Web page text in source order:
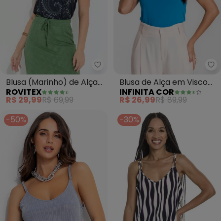
Rovitex - Blusa (Marinho) de
Blusa (Marinho) de Alças
Rovitex
ROVITEX
R$ 29,99R$ 69,99
Blusa de Alça em Visco
Tricot (Azul)
INFINITA COR
R$ 26,99R$ 89,99
-50%
-30%